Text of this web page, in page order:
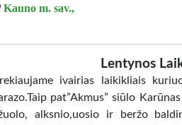
Kauno m. sav.,
Lentynos
ivairias laikikliais
pat”Akmus” siūlo
alksnio,uosio ir beržo